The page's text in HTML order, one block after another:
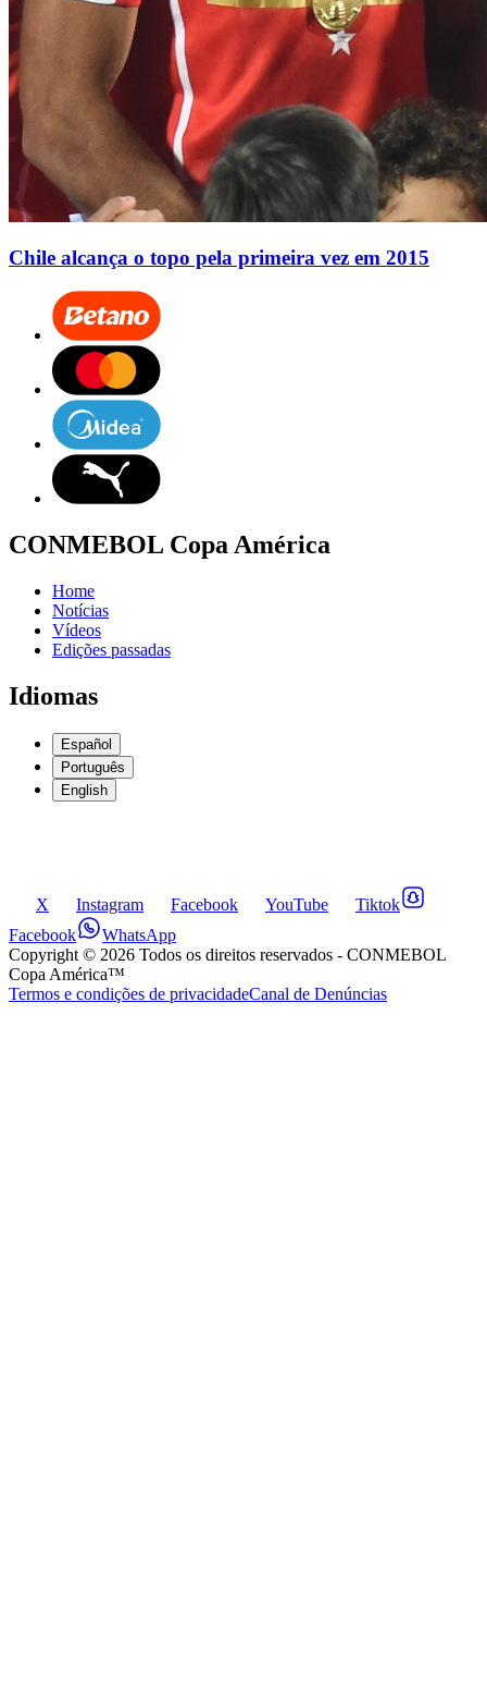
Chile alcança o topo pela primeira vez em 2015
CONMEBOL Copa América
Home
Notícias
Vídeos
Edições passadas
Idiomas
Español
Português
English
X Instagram Facebook YouTube
Tiktok
Facebook
WhatsApp
Copyright © 2026 Todos os direitos reservados - CONMEBOL
Copa América™
Termos e condições de privacidadeCanal de Denúncias